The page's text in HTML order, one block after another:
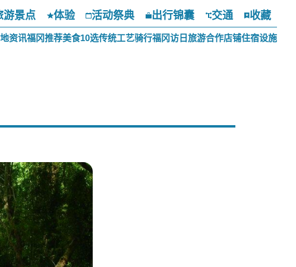
游景点 体验 活动祭典 出行锦囊 交通 收藏
资讯福冈推荐美食10选传统工艺骑行福冈访日旅游合作店铺住宿设施